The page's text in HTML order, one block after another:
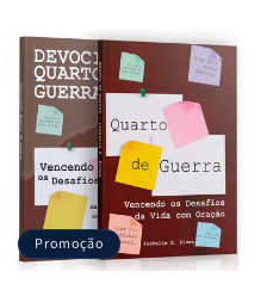
Promoção